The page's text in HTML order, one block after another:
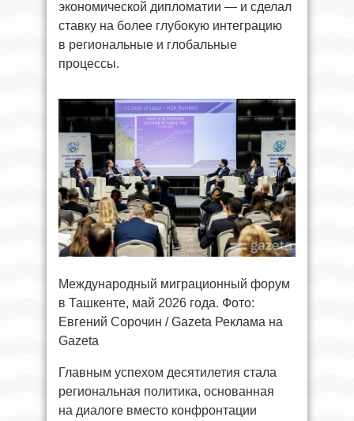
экономической дипломатии — и сделал
ставку на более глубокую интеграцию
в региональные и глобальные
процессы.
Международный миграционный форум
в Ташкенте, май 2026 года. Фото:
Евгений Сорочин / Gazeta Реклама на
Gazeta
Главным успехом десятилетия стала
региональная политика, основанная
на диалоге вместо конфронтации